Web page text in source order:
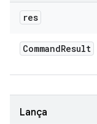
res
CommandResult
Lança